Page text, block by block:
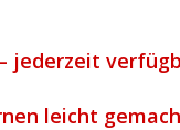
jederzeit
leicht